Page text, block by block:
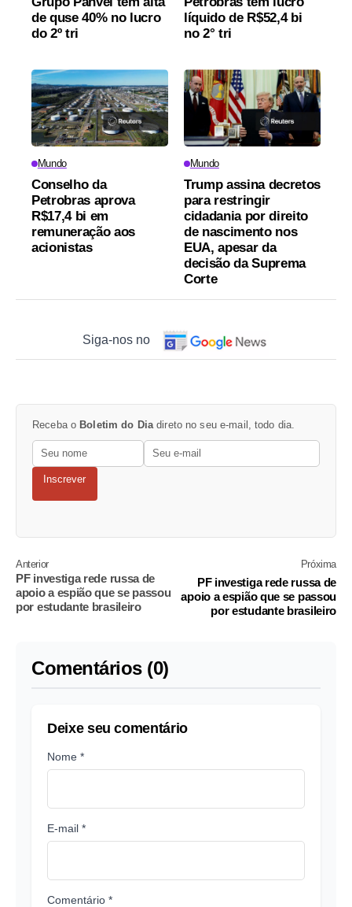
de quse 40% no lucro
do 2º tri
líquido de R$52,4 bi
no 2° tri
Mundo
Conselho da
Petrobras aprova
R$17,4 bi em
remuneração aos
acionistas
Mundo
Trump assina decretos
para restringir
cidadania por direito
de nascimento nos
EUA, apesar da
decisão da Suprema
Corte
Siga-nos no
Receba o Boletim do Diadireto no seu e-mail, todo dia.
Inscrever
Anterior
PF investiga rede russa de
apoio a espião que se passou
por estudante brasileiro
Próxima
PF investiga rede russa de
apoio a espião que se passou
por estudante brasileiro
Comentários (0)
Deixe seu comentário
Nome *
E-mail *
Comentário *